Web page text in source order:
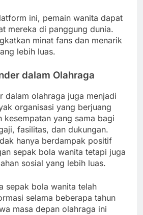
ini, pemain wanita dapat
mereka di panggung dunia.
minat fans dan menarik
lebih luas.
dalam Olahraga
dalam olahraga juga menjadi
organisasi yang berjuang
kesempatan yang sama bagi
fasilitas, dan dukungan.
hanya berdampak positif
sepak bola wanita tetapi juga
sosial yang lebih luas.
sepak bola wanita telah
selama beberapa tahun
masa depan olahraga ini